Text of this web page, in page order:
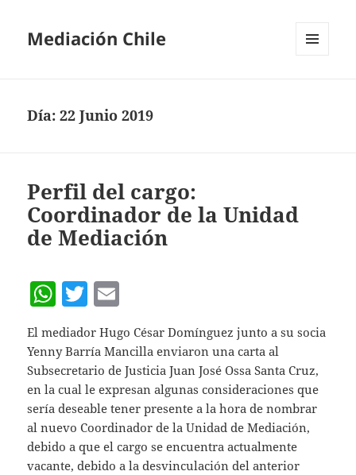
Mediación Chile
Día:22 Junio 2019
Perfil del cargo:
Coordinador de la Unidad
de Mediación
W
h
at
s
A
p
p
T
w
itt
er
m
ai
l
El mediador Hugo César Domínguez junto a su socia
Yenny Barría Mancilla enviaron una carta al
Subsecretario de Justicia Juan José Ossa Santa Cruz,
en la cual le expresan algunas consideraciones que
sería deseable tener presente a la hora de nombrar
al nuevo Coordinador de la Unidad de Mediación,
debido a que el cargo se encuentra actualmente
vacante, debido a la desvinculación del anterior